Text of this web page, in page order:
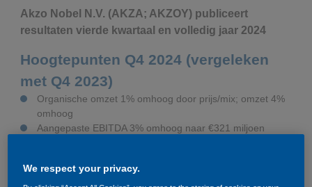
Akzo Nobel N.V. (AKZA; AKZOY) publiceert
resultaten vierde kwartaal en volledig jaar 2024
Hoogtepunten Q4 2024 (vergeleken
met Q4 2023)
Organische omzet 1% omhoog door prijs/mix; omzet 4%
omhoog
Aangepaste EBITDA 3% omhoog naar €321 miljoen
voornamelijk beïnvloed door herstructureringskosten
We respect your privacy.